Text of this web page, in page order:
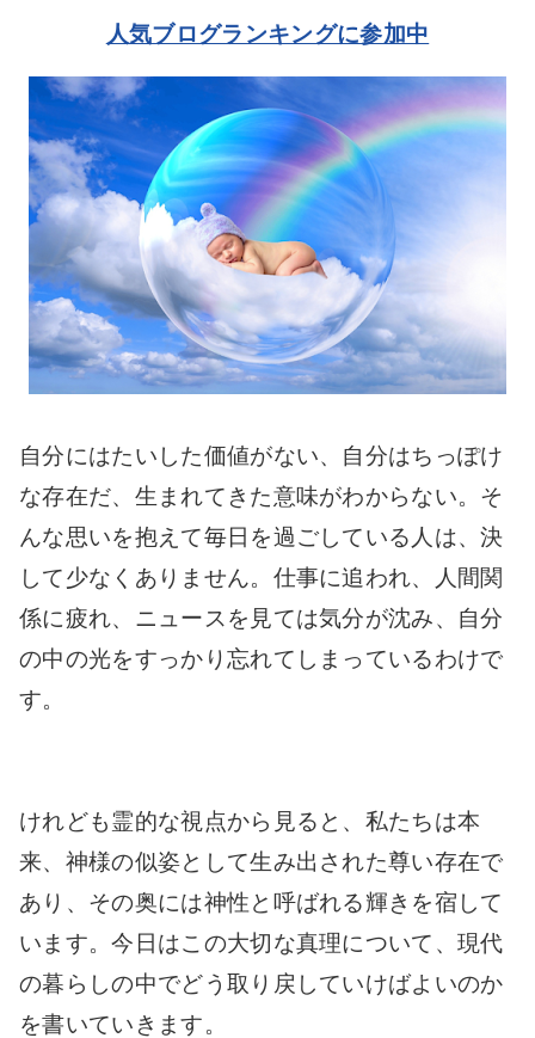
人気ブログランキングに参加中
自分にはたいした価値がない、自分はちっぽけ
な存在だ、生まれてきた意味がわからない。そ
んな思いを抱えて毎日を過ごしている人は、決
して少なくありません。仕事に追われ、人間関
係に疲れ、ニュースを見ては気分が沈み、自分
の中の光をすっかり忘れてしまっているわけで
す。
けれども霊的な視点から見ると、私たちは本
来、神様の似姿として生み出された尊い存在で
あり、その奥には神性と呼ばれる輝きを宿して
います。今日はこの大切な真理について、現代
の暮らしの中でどう取り戻していけばよいのか
を書いていきます。